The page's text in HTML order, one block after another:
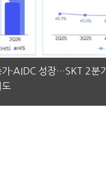
·AIDC 성장…SKT 2분기